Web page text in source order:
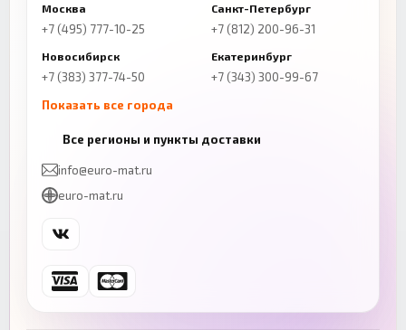
Москва
+7 (495) 777-10-25
Санкт-Петербург
+7 (812) 200-96-31
Новосибирск
+7 (383) 377-74-50
Екатеринбург
+7 (343) 300-99-67
Показать все города
+7 (843) 206-01-30
Челябинск
+7 (343) 300-99-67
Ростов-на-Дону
+7 (863) 333-50-75
Все регионы и пункты доставки
info@euro-mat.ru
euro-mat.ru